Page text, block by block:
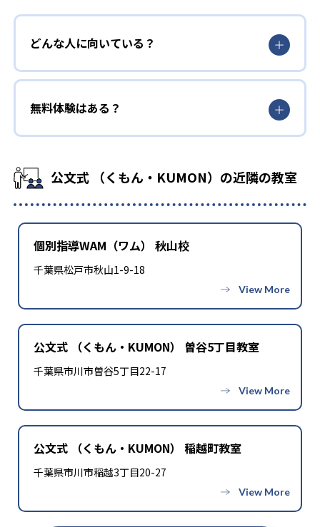
どんな人に向いている？
無料体験はある？
公文式 （くもん・KUMON）の近隣の教室
個別指導WAM（ワム） 秋山校
千葉県松戸市秋山1-9-18
公文式 （くもん・KUMON） 曽谷5丁目教室
千葉県市川市曽谷5丁目22-17
公文式 （くもん・KUMON） 稲越町教室
千葉県市川市稲越3丁目20-27